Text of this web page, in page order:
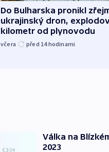
Do Bulharska pronikl
ukrajinský dron,
kilometr od plynovodu
včera před 14hodinami
Válka na
2023